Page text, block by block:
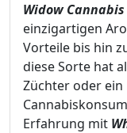
Widow
einzigartigen
Vorteile bis hin
diese Sorte hat
Züchter oder ein
Erfahrung mit